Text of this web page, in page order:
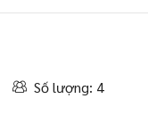
Số lượng: 4